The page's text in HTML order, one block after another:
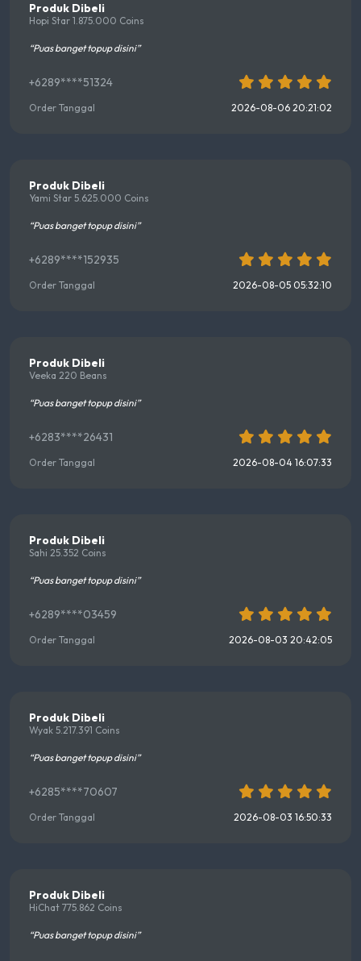
Produk Dibeli
Hopi Star 1.875.000 Coins
“Puas banget topup disini”
+6289****51324
Order Tanggal 2026-08-06 20:21:02
Produk Dibeli
Yami Star 5.625.000 Coins
“Puas banget topup disini”
+6289****152935
Order Tanggal 2026-08-05 05:32:10
Produk Dibeli
Veeka 220 Beans
“Puas banget topup disini”
+6283****26431
Order Tanggal 2026-08-04 16:07:33
Produk Dibeli
Sahi 25.352 Coins
“Puas banget topup disini”
+6289****03459
Order Tanggal 2026-08-03 20:42:05
Produk Dibeli
Wyak 5.217.391 Coins
“Puas banget topup disini”
+6285****70607
Order Tanggal 2026-08-03 16:50:33
Produk Dibeli
HiChat 775.862 Coins
“Puas banget topup disini”